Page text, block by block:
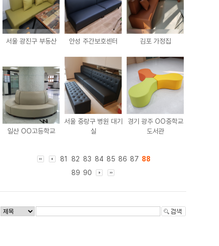
서울 광진구 부동산 안성 주간보호센터 김포 가정집
일산 OO고등학교
서울 중랑구 병원 대기
실
경기 광주 OO중학교
도서관
81 82 83 84 85 86 87 88
89 90